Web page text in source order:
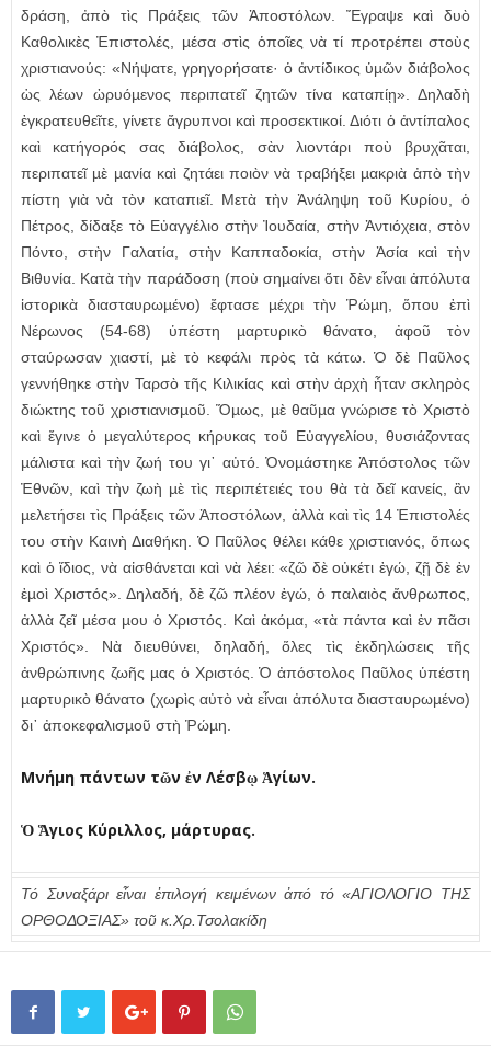
δράση, ἀπὸ τὶς Πράξεις τῶν Ἀποστόλων. Ἔγραψε καὶ δυὸ
Καθολικὲς Ἐπιστολές, µέσα στὶς ὁποῖες νὰ τί προτρέπει στοὺς
χριστιανούς: «Νήψατε, γρηγορήσατε· ὁ ἀντίδικος ὑµῶν διάβολος
ὡς λέων ὠρυόµενος περιπατεῖ ζητῶν τίνα καταπίῃ». Δηλαδὴ
ἐγκρατευθεῖτε, γίνετε ἄγρυπνοι καὶ προσεκτικοί. Διότι ὁ ἀντίπαλος
καὶ κατήγορός σας διάβολος, σὰν λιοντάρι ποὺ βρυχᾶται,
περιπατεῖ µὲ µανία καὶ ζητάει ποιὸν νὰ τραβήξει µακριὰ ἀπὸ τὴν
πίστη γιὰ νὰ τὸν καταπιεῖ. Μετὰ τὴν Ἀνάληψη τοῦ Κυρίου, ὁ
Πέτρος, δίδαξε τὸ Εὐαγγέλιο στὴν Ἰουδαία, στὴν Ἀντιόχεια, στὸν
Πόντο, στὴν Γαλατία, στὴν Καππαδοκία, στὴν Ἀσία καὶ τὴν
Βιθυνία. Κατὰ τὴν παράδοση (ποὺ σηµαίνει ὅτι δὲν εἶναι ἀπόλυτα
ἱστορικὰ διασταυρωµένο) ἔφτασε µέχρι τὴν Ῥώµη, ὅπου ἐπὶ
Νέρωνος (54-68) ὑπέστη µαρτυρικὸ θάνατο, ἀφοῦ τὸν
σταύρωσαν χιαστί, µὲ τὸ κεφάλι πρὸς τὰ κάτω. Ὁ δὲ Παῦλος
γεννήθηκε στὴν Ταρσὸ τῆς Κιλικίας καὶ στὴν ἀρχὴ ἦταν σκληρὸς
διώκτης τοῦ χριστιανισµοῦ. Ὅµως, µὲ θαῦµα γνώρισε τὸ Χριστὸ
καὶ ἔγινε ὁ µεγαλύτερος κήρυκας τοῦ Εὐαγγελίου, θυσιάζοντας
µάλιστα καὶ τὴν ζωή του γι᾿ αὐτό. Ὀνοµάστηκε Ἀπόστολος τῶν
Ἐθνῶν, καὶ τὴν ζωὴ µὲ τὶς περιπέτειές του θὰ τὰ δεῖ κανείς, ἂν
µελετήσει τὶς Πράξεις τῶν Ἀποστόλων, ἀλλὰ καὶ τὶς 14 Ἐπιστολές
του στὴν Καινὴ Διαθήκη. Ὁ Παῦλος θέλει κάθε χριστιανός, ὅπως
καὶ ὁ ἴδιος, νὰ αἰσθάνεται καὶ νὰ λέει: «ζῶ δὲ οὐκέτι ἐγώ, ζῇ δὲ ἐν
ἐµοὶ Χριστός». Δηλαδή, δὲ ζῶ πλέον ἐγώ, ὁ παλαιὸς ἄνθρωπος,
ἀλλὰ ζεῖ µέσα µου ὁ Χριστός. Καὶ ἀκόµα, «τὰ πάντα καὶ ἐν πᾶσι
Χριστός». Νὰ διευθύνει, δηλαδή, ὅλες τὶς ἐκδηλώσεις τῆς
ἀνθρώπινης ζωῆς µας ὁ Χριστός. Ὁ ἀπόστολος Παῦλος ὑπέστη
µαρτυρικὸ θάνατο (χωρὶς αὐτὸ νὰ εἶναι ἀπόλυτα διασταυρωµένο)
δι᾿ ἀποκεφαλισµοῦ στὴ Ῥώµη.
Μνήµη πάντων τῶν ἐν Λέσβῳ Ἁγίων.
Ὁ Ἅγιος Κύριλλος, µάρτυρας.
Τό Συναξάρι εἶναι ἐπιλογή κειμένων ἀπό τό «ΑΓΙΟΛΟΓΙΟ ΤΗΣ
ΟΡΘΟΔΟΞΙΑΣ» τοῦ κ.Χρ.Τσολακίδη